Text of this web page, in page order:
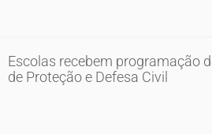
Escolas recebem programação
de Proteção e Defesa Civil